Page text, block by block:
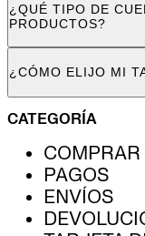
¿QUÉ TIPO DE
PRODUCTOS?
¿CÓMO ELIJO MI
CATEGORÍA
COMPRAR
PAGOS
ENVÍOS